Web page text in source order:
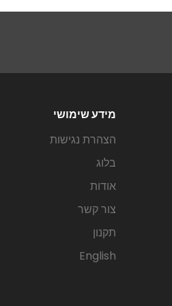
מידע שימושי
הצהרת נגישות
בלוג
אודות
צור קשר
תקנון
English